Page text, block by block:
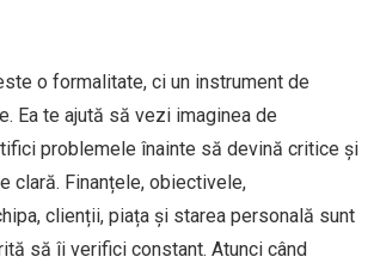
o formalitate, ci un instrument de
Ea te ajută să vezi imaginea de
problemele înainte să devină critice și
clară. Finanțele, obiectivele,
clienții, piața și starea personală sunt
să îi verifici constant. Atunci când